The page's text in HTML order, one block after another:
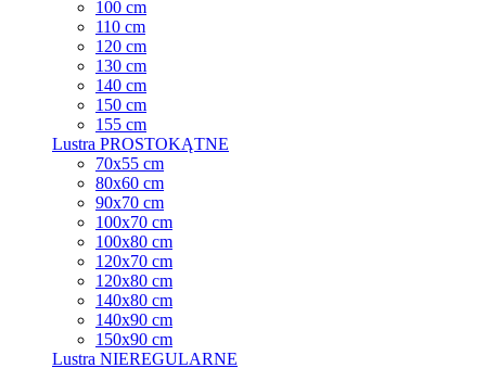
100 cm
110 cm
120 cm
130 cm
140 cm
150 cm
155 cm
Lustra PROSTOKĄTNE
70x55 cm
80x60 cm
90x70 cm
100x70 cm
100x80 cm
120x70 cm
120x80 cm
140x80 cm
140x90 cm
150x90 cm
Lustra NIEREGULARNE